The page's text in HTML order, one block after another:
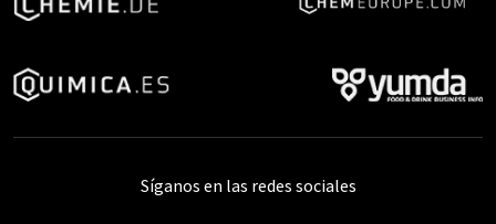
Síganos en las redes sociales